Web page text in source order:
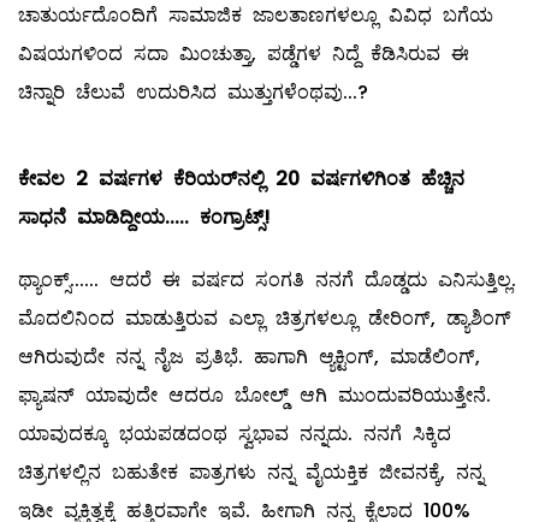
ಚಾತುರ್ಯದೊಂದಿಗೆ ಸಾಮಾಜಿಕ ಜಾಲತಾಣಗಳಲ್ಲೂ ವಿವಿಧ ಬಗೆಯ
ವಿಷಯಗಳಿಂದ ಸದಾ ಮಿಂಚುತ್ತಾ, ಪಡ್ಡೆಗಳ ನಿದ್ದೆ ಕೆಡಿಸಿರುವ ಈ
ಚಿನ್ನಾರಿ ಚೆಲುವೆ ಉದುರಿಸಿದ ಮುತ್ತುಗಳೆಂಥವು...?
ಕೇವಲ 2 ವರ್ಷಗಳ ಕೆರಿಯರ್ನಲ್ಲಿ20 ವರ್ಷಗಳಿಗಿಂತ ಹೆಚ್ಚಿನ
ಸಾಧನೆ ಮಾಡಿದ್ದೀಯ..... ಕಂಗ್ರಾಟ್ಸ್!
ಥ್ಯಾಂಕ್ಸ್...... ಆದರೆ ಈ ವರ್ಷದ ಸಂಗತಿ ನನಗೆ ದೊಡ್ಡದು ಎನಿಸುತ್ತಿಲ್ಲ.
ಮೊದಲಿನಿಂದ ಮಾಡುತ್ತಿರುವ ಎಲ್ಲಾ ಚಿತ್ರಗಳಲ್ಲೂ ಡೇರಿಂಗ್‌, ಡ್ಯಾಶಿಂಗ್‌
ಆಗಿರುವುದೇ ನನ್ನ ನೈಜ ಪ್ರತಿಭೆ. ಹಾಗಾಗಿ ಆ್ಯಕ್ಟಿಂಗ್‌, ಮಾಡೆಲಿಂಗ್‌,
ಫ್ಯಾಷನ್‌ ಯಾವುದೇ ಆದರೂ ಬೋಲ್ಡ್ ಆಗಿ ಮುಂದುವರಿಯುತ್ತೇನೆ.
ಯಾವುದಕ್ಕೂ ಭಯಪಡದಂಥ ಸ್ವಭಾವ ನನ್ನದು. ನನಗೆ ಸಿಕ್ಕಿದ
ಚಿತ್ರಗಳಲ್ಲಿನ ಬಹುತೇಕ ಪಾತ್ರಗಳು ನನ್ನ ವೈಯಕ್ತಿಕ ಜೀವನಕ್ಕೆ, ನನ್ನ
ಇಡೀ ವ್ಯಕ್ತಿತ್ವಕ್ಕೆ ಹತ್ತಿರವಾಗೇ ಇವೆ. ಹೀಗಾಗಿ ನನ್ನ ಕೈಲಾದ 100%